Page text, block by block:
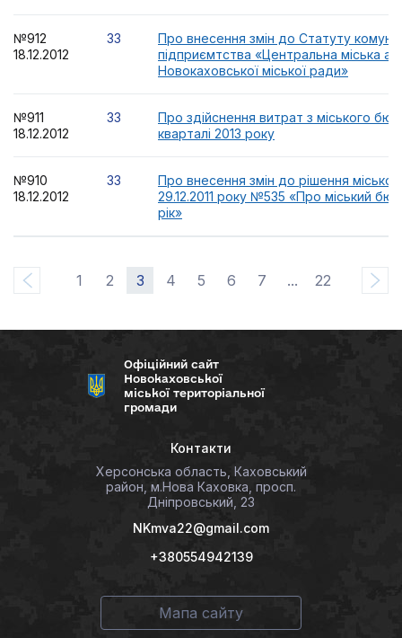
№912
18.12.2012
33
Про внесення змін до Статуту
підприємтства «Центральна міська
Новокаховської міської ради»
№911
18.12.2012
33
Про здійснення витрат з міського
кварталі 2013 року
№910
18.12.2012
33
Про внесення змін до рішення міської
29.12.2011 року №535 «Про міський
рік»
1 2 3 4 5 6 7 ... 22
Офіційний сайт
Новокаховської
міської територіальної
громади
Контакти
Херсонська область, Каховський
район, м.Нова Каховка, просп.
Дніпровський, 23
NKmva22@gmail.com
+380554942139
Мапа сайту